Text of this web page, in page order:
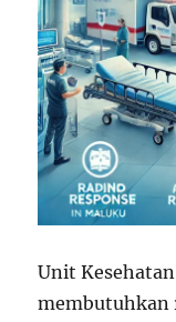
Unit
membutuhkan